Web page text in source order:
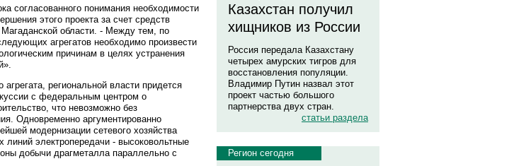
согласованного понимания необходимости
этого проекта за счет средств
Магаданской области. - Между тем, по
агрегатов необходимо произвести
причинам в целях устранения
региональной власти придется
с федеральным центром о
что невозможно без
Одновременно аргументированно
модернизации сетевого хозяйства
электропередачи - высоковольтные
добычи драгметалла параллельно с
Казахстан получил
хищников из России
Россия передала Казахстану
четырех амурских тигров для
восстановления популяции.
Владимир Путин назвал этот
проект частью большого
партнерства двух стран.
статьи раздела
Регион сегодня